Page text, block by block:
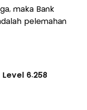
maka Bank
pelemahan
Level 6.258